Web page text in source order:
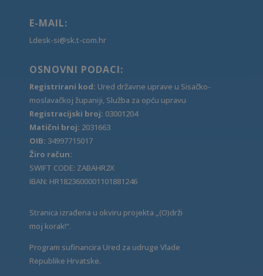
E-MAIL:
Ldesk-si@sk.t-com.hr
OSNOVNI PODACI:
Registrirani kod: Ured državne uprave u Sisačko-
moslavačkoj županiji, Služba za opću upravu
Registracijski broj: 03001204
Matični broj: 2031663
OIB: 34997715017
Žiro račun:
SWIFT CODE: ZABAHR2X
IBAN: HR1823600001101881246
Stranica izrađena u okviru projekta „(O)drži
moj korak!“.
Program sufinancira Ured za udruge Vlade
Republike Hrvatske.